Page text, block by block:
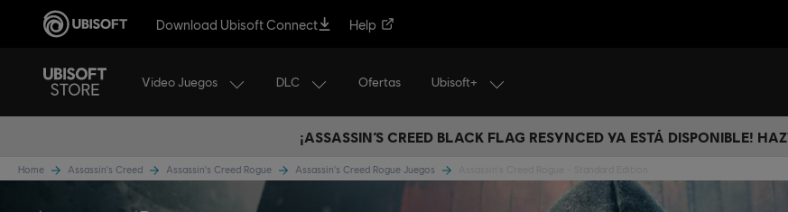
Download Ubisoft Connect Help
Video Juegos DLC Ofertas Ubisoft+
¡ASSASSIN’S CREED BLACK FLAG RESYNCED YA ESTÁ DISPONIBLE!
Home Assassin's Creed Assassin's Creed Rogue Assassin's Creed Rogue Juegos